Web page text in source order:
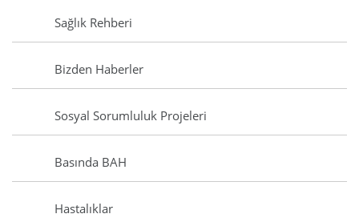
Sağlık Rehberi
Bizden Haberler
Sosyal Sorumluluk Projeleri
Basında BAH
Hastalıklar